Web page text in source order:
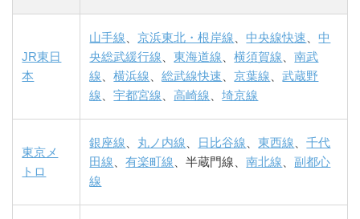
JR東日
本
山手線 、京浜東北・根岸線 、中央線快速 、中
央総武緩行線 、東海道線 、横須賀線 、南武
線 、横浜線 、総武線快速 、京葉線 、武蔵野
線 、宇都宮線 、高崎線 、埼京線
東京メ
トロ
銀座線 丸ノ内線 日比谷線 、東西線 、千代
田線 、有楽町線 、半蔵門線、南北線 、副都心
線